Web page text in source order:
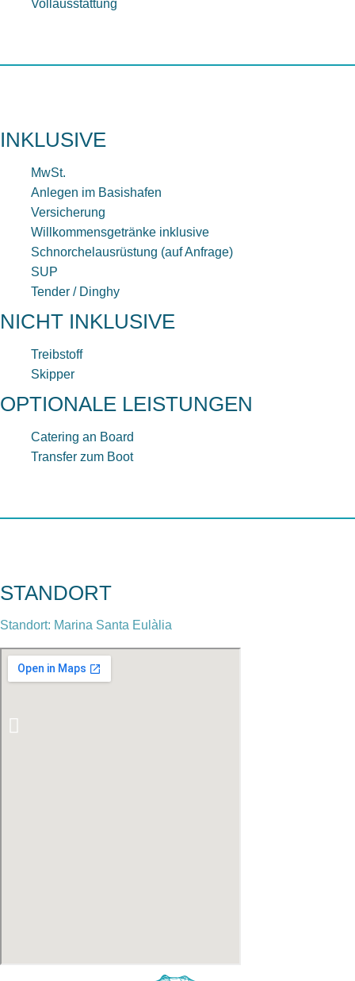
Vollausstattung
INKLUSIVE
MwSt.
Anlegen im Basishafen
Versicherung
Willkommensgetränke inklusive
Schnorchelausrüstung (auf Anfrage)
SUP
Tender / Dinghy
NICHT INKLUSIVE
Treibstoff
Skipper
OPTIONALE LEISTUNGEN
Catering an Board
Transfer zum Boot
STANDORT
Standort: Marina Santa Eulàlia